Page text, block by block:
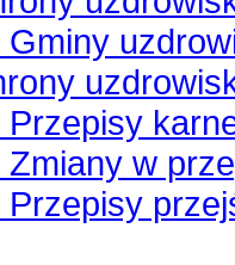
Gminy
Przepisy
Zmiany w
Przepisy